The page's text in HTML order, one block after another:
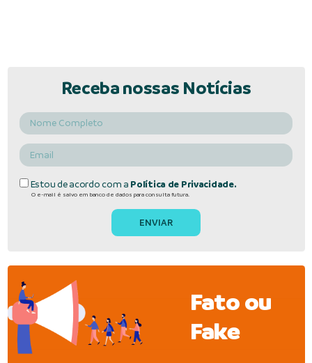
Receba nossas Notícias
Estou de acordo com a Política de Privacidade.
O e-mail é salvo em banco de dados para consulta futura.
Fato ou
Fake